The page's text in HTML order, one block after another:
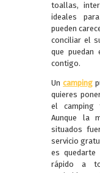
toallas,
ideales
pueden
conciliar el
que puedan
contigo.
Un camping
quieres
el camping
Aunque la
situados
servicio
es quedarte
rápido a